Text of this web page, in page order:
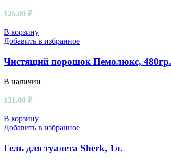
126.00 ₽
В корзину
Добавить в избранное
Чистящий порошок Пемолюкс, 480гр.
В наличии
131.00 ₽
В корзину
Добавить в избранное
Гель для туалета Sherk, 1л.